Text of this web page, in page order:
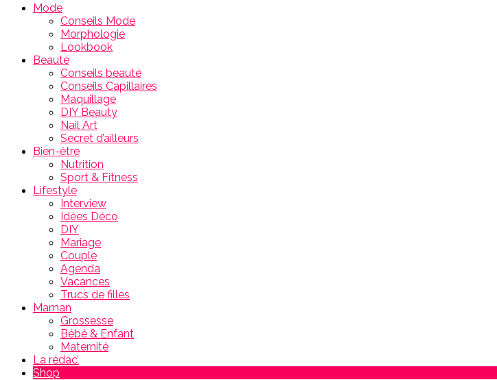
Mode
Conseils Mode
Morphologie
Lookbook
Beauté
Conseils beauté
Conseils Capillaires
Maquillage
DIY Beauty
Nail Art
Secret d’ailleurs
Bien-être
Nutrition
Sport & Fitness
Lifestyle
Interview
Idées Déco
DIY
Mariage
Couple
Agenda
Vacances
Trucs de filles
Maman
Grossesse
Bébé & Enfant
Maternité
La rédac’
Shop